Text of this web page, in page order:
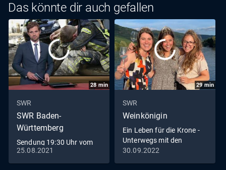
Das könnte dir auch gefallen
28min
SWR
SWR Baden-
Württemberg
Sendung 19:30 Uhr vom
25.8.2021
25.08.2021
29min
SWR
Weinkönigin
Ein Leben für die Krone -
Unterwegs mit den
Weinköniginnen
30.09.2022